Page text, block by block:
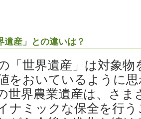
遺産」との違いは？
「世界遺産」は対象物
をおいているように
世界農業遺産は、さま
ナミックな保全を行